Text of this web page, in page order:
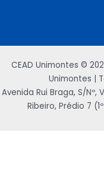
CEAD Unimontes ©
Unimontes |
Avenida Rui Braga, S/
Ribeiro, Prédio 7